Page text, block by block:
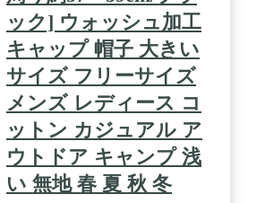
ック] ウォッシュ加工
キャップ 帽子 大きい
サイズ フリーサイズ
メンズ レディース コ
ットン カジュアル ア
ウトドア キャンプ 浅
い 無地 春 夏 秋 冬